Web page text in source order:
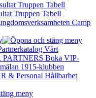
Truppen Tabell
Truppen Tabell
Camp
Vårt
PARTNERS Boka VIP-
1915-klubben
& Personal Hållbarhet